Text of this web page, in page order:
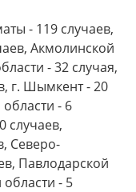
- 119 случаев,
Акмолинской
- 32 случая,
г. Шымкент - 20
- 6
случаев,
Северо-
Павлодарской
области - 5